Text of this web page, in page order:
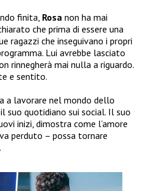
finita, Rosa non ha mai
che prima di essere una
ragazzi che inseguivano i propri
Lui avrebbe lasciato
rinnegherà mai nulla a riguardo.
e sentito.
a lavorare nel mondo dello
suo quotidiano sui social. Il suo
inizi, dimostra come l’amore
perduto – possa tornare